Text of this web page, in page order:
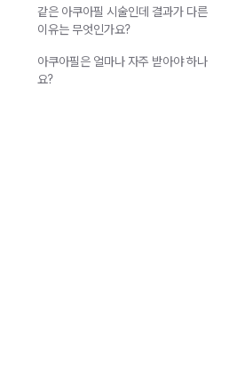
같은 아쿠아필 시술인데 결과가 다른
이유는 무엇인가요?
아쿠아필은 얼마나 자주 받아야 하나
요?